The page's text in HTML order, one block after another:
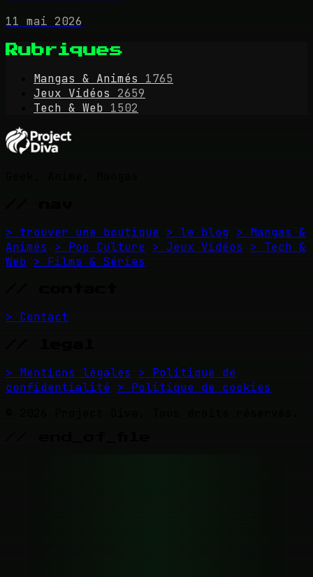
11 mai 2026
Rubriques
Mangas & Animés
1765
Jeux Vidéos
2659
Tech & Web 1502
> trouver une boutique > le blog > Mangas &
Animés
> Pop Culture > Jeux Vidéos
> Tech &
Web > Films & Séries
> Contact
> Mentions légales
> Politique de
confidentialité > Politique de cookies